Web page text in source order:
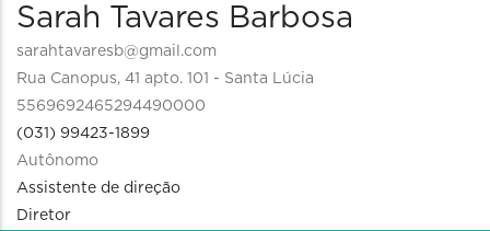
de
navegação
Sarah Tavares Barbosa
sarahtavaresb@gmail.com
Rua Canopus, 41 apto. 101 - Santa Lúcia
5569692465294490000
(031) 99423-1899
Autônomo
Assistente de direção
Diretor